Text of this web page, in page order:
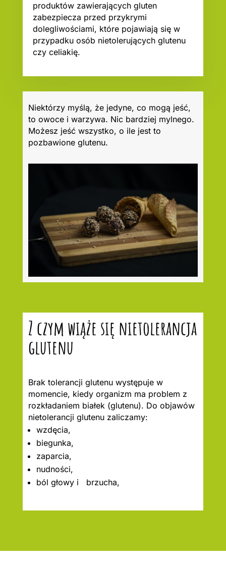
produktów zawierających gluten
zabezpiecza przed przykrymi
dolegliwościami, które pojawiają się w
przypadku osób nietolerujących glutenu
czy celiakię.
Niektórzy myślą, że jedyne, co mogą jeść,
to owoce i warzywa. Nic bardziej mylnego.
Możesz jeść wszystko, o ile jest to
pozbawione glutenu.
Z czym wiąże się nietolerancja
glutenu
Brak tolerancji glutenu występuje w
momencie, kiedy organizm ma problem z
rozkładaniem białek (glutenu). Do objawów
nietolerancji glutenu zaliczamy:
wzdęcia,
biegunka,
zaparcia,
nudności,
ból głowy i brzucha,